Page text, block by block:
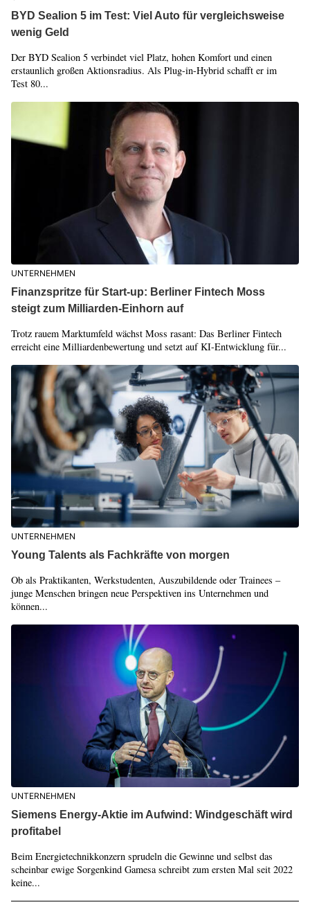
BYD Sealion 5 im Test: Viel Auto für vergleichsweise
wenig Geld
Der BYD Sealion 5 verbindet viel Platz, hohen Komfort und einen
erstaunlich großen Aktionsradius. Als Plug-in-Hybrid schafft er im
Test 80...
UNTERNEHMEN
Finanzspritze für Start-up: Berliner Fintech Moss
steigt zum Milliarden-Einhorn auf
Trotz rauem Marktumfeld wächst Moss rasant: Das Berliner Fintech
erreicht eine Milliardenbewertung und setzt auf KI-Entwicklung für...
UNTERNEHMEN
Young Talents als Fachkräfte von morgen
Ob als Praktikanten, Werkstudenten, Auszubildende oder Trainees –
junge Menschen bringen neue Perspektiven ins Unternehmen und
können...
UNTERNEHMEN
Siemens Energy-Aktie im Aufwind: Windgeschäft wird
profitabel
Beim Energietechnikkonzern sprudeln die Gewinne und selbst das
scheinbar ewige Sorgenkind Gamesa schreibt zum ersten Mal seit 2022
keine...